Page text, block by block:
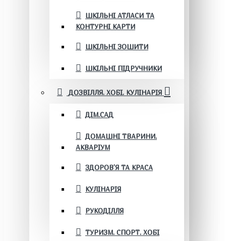
ШКІЛЬНІ АТЛАСИ ТА
КОНТУРНІ КАРТИ
ШКІЛЬНІ ЗОШИТИ
ШКІЛЬНІ ПІДРУЧНИКИ
ДОЗВІЛЛЯ. ХОБІ. КУЛІНАРІЯ
ДІМ.САД
ДОМАШНІ ТВАРИНИ.
АКВАРІУМ
ЗДОРОВ'Я ТА КРАСА
КУЛІНАРІЯ
РУКОДІЛЛЯ
ТУРИЗМ. СПОРТ. ХОБІ